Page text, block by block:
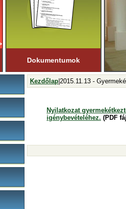
Tanítási napok száma:
181 nap
Első félév
2026. január 23-igtart.
Dokumentumok
Kezdőlap |2015.11.13 -
Nyilatkozat
igénybevételéhez. (PDF